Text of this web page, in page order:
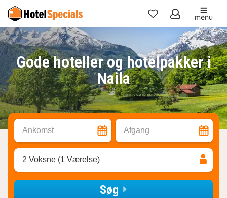
Mine
favoritter
menu
Gode hoteller og hotelpakker i
Naila
Ankomst Afgang
2 Voksne (1 Værelse)
Søg